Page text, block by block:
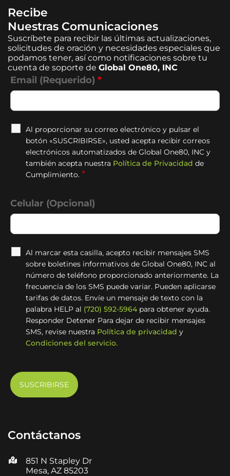
Recibe
Nuestras Comunicaciones
Suscríbete para recibir las últimas actualizaciones,
solicitudes de oración y necesidades especiales que
podamos tener, así como notificaciones sobre tu
cuenta de soporte de Global One80, INC
Email (Requerido) *
Al proporcionar su correo electrónico y pulsar el
botón «SUSCRIBIRSE», usted acepta recibir correos
electrónicos automatizados de Global One80, INC y
también acepta nuestra Política de Privacidad de
Cumplimiento. *
Celular (Opcional)
Al marcar esta casilla, acepto recibir mensajes SMS
sobre boletines informativos de Global One80, INC al
número de teléfono proporcionado anteriormente. La
frecuencia de los SMS puede variar. Pueden aplicarse
tarifas de datos. Envíe un mensaje de texto con la
palabra HELP al (720) 592-5964 para obtener ayuda.
Responder Detener Para dejar de recibir mensajes
SMS, revise nuestra Política de privacidad y
Condiciones del servicio.
Contáctanos
851 N Stapley Dr
Mesa, AZ 85203